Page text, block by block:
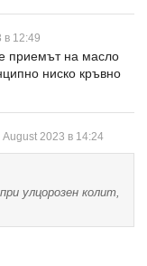
в 12:49
приемът на масло
ниско кръвно
August 2023 в 14:24
улцорозен колит,